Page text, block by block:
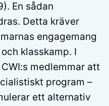
En sådan
Detta kräver
engagemang
klasskamp. I
medlemmar att
program –
ett alternativ